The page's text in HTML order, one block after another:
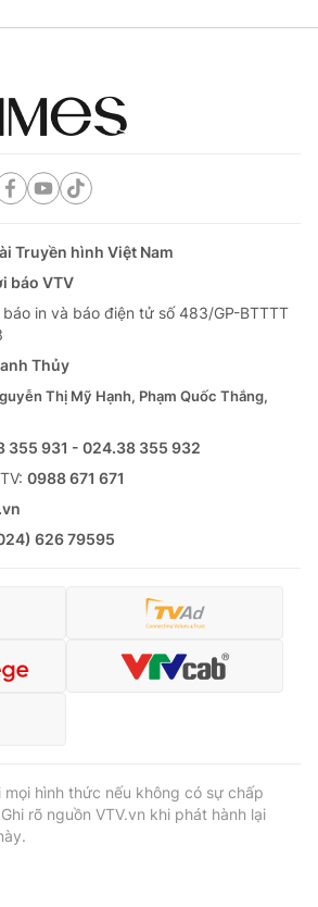
355 931 - 024.38 355 932
mọi hình thức nếu không có sự chấp
rõ nguồn VTV.vn khi phát hành lại
Truyền hình Việt Nam
báo VTV
in và báo điện tử số 483/GP-BTTTT
Thủy
Thị Mỹ Hạnh, Phạm Quốc Thắng,
355 931 - 024.38 355 932
0988 671 671
626 79595
hình thức nếu không có sự chấp
rõ nguồn VTV.vn khi phát hành lại